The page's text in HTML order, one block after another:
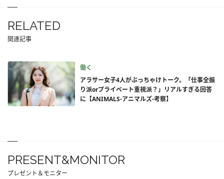
RELATED
関連記事
働く
アラサー女子4人がぶっちゃけトーク。「仕事全振
り派orプライベート重視派？」リアルすぎる回答
に【ANIMALS‐アニマルズ‐考察】
PRESENT&MONITOR
プレゼント＆モニター